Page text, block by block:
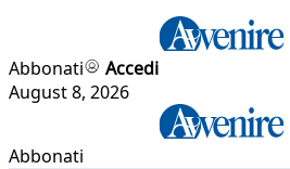
Abbonati
Accedi
August 8, 2026
Abbonati